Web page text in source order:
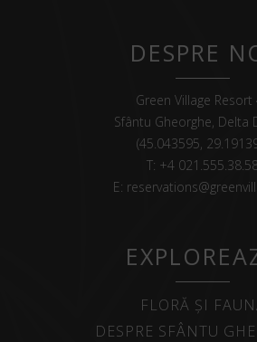
DESPRE
Green Village
Sfântu Gheorghe, Delta
(45.043595,
T: +4
E:
FLORĂ ȘI
DESPRE SFÂNTU